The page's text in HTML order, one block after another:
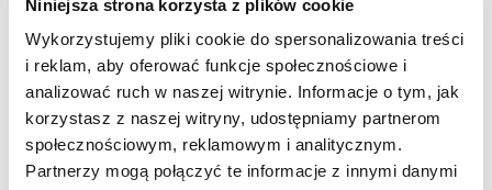
Niniejsza strona korzysta z plików cookie
Wykorzystujemy pliki cookie do spersonalizowania treści
i reklam, aby oferować funkcje społecznościowe i
analizować ruch w naszej witrynie. Informacje o tym, jak
korzystasz z naszej witryny, udostępniamy partnerom
społecznościowym, reklamowym i analitycznym.
Partnerzy mogą połączyć te informacje z innymi danymi
leczenie wola obojętnego;
niedoczynność tarczycy;
zapobieganie nawrotom wola obojętnego (w zależności
od stopnia zachowanej czynności tarczycy po
chirurgicznym usunięciu wola obojętnego);
terapia supresyjna przy raku tarczycy;
suplementacja skojarzona ze stosowaniem leków